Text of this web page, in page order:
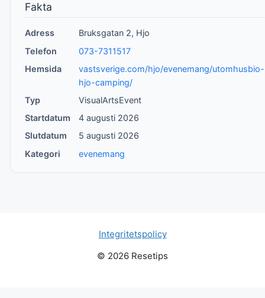
Fakta
Adress
Bruksgatan 2, Hjo
Telefon
073-7311517
Hemsida
vastsverige.com/hjo/evenemang/utomhusbio-
hjo-camping/
Typ
VisualArtsEvent
Startdatum
4 augusti 2026
Slutdatum
5 augusti 2026
Kategori
evenemang
Integritetspolicy
© 2026 Resetips